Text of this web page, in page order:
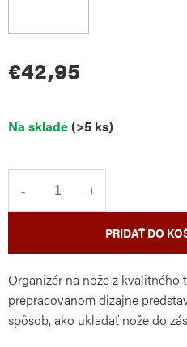
€42,95
Jednotková
cena:
Na sklade(>5 ks)
PRIDAŤ DO
Organizér na nože z kvalitného
prepracovanom dizajne
spôsob, ako ukladať nože do